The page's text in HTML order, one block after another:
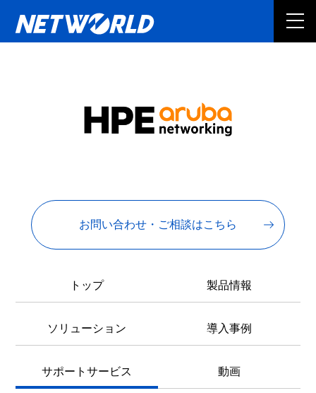
お問い合わせ・ご相談はこちら
トップ 製品情報
ソリューション 導入事例
サポートサービス 動画